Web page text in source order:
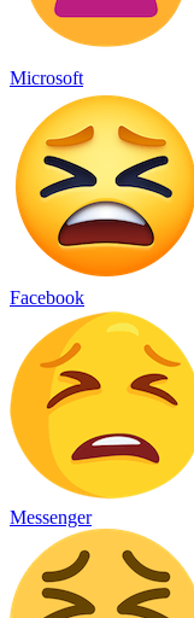
Microsoft
Facebook
Messenger